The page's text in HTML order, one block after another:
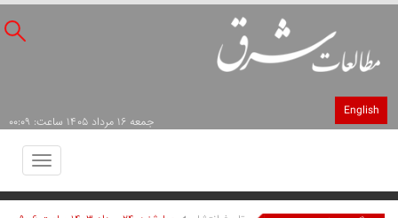
English
جمعه ۱۶ مرداد ۱۴۰۵ ساعت: ۰۰:۰۹
Toggle